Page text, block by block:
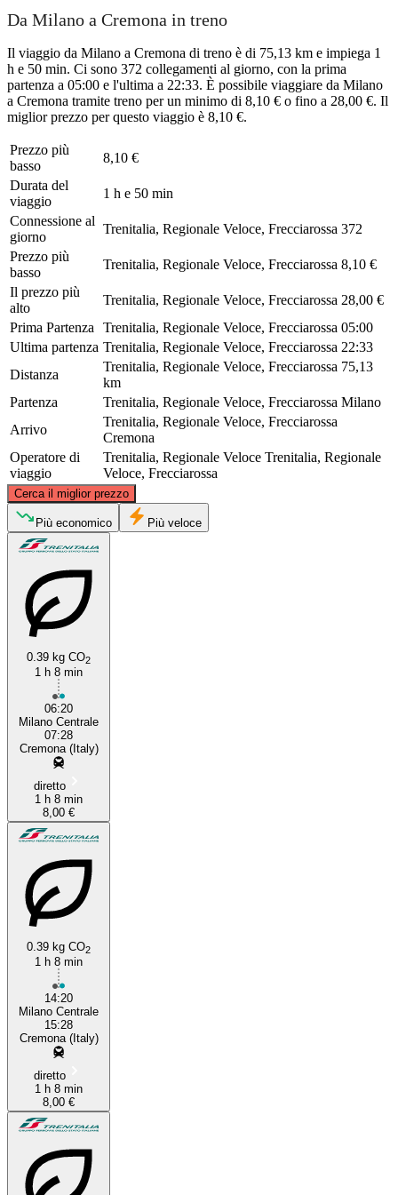
Da Milano a Cremona in treno
Il viaggio da Milano a Cremona di treno è di 75,13 km e impiega 1
h e 50 min. Ci sono 372 collegamenti al giorno, con la prima
partenza a 05:00 e l'ultima a 22:33. È possibile viaggiare da Milano
a Cremona tramite treno per un minimo di 8,10 € o fino a 28,00 €. Il
miglior prezzo per questo viaggio è 8,10 €.
Prezzo più
basso
8,10 €
Durata del
viaggio
1 h e 50 min
Connessione al
giorno
Trenitalia, Regionale Veloce, Frecciarossa 372
Prezzo più
basso
Trenitalia, Regionale Veloce, Frecciarossa 8,10 €
Il prezzo più
alto
Trenitalia, Regionale Veloce, Frecciarossa 28,00 €
Prima Partenza
Trenitalia, Regionale Veloce, Frecciarossa 05:00
Ultima partenza Trenitalia, Regionale Veloce, Frecciarossa 22:33
Distanza
Trenitalia, Regionale Veloce, Frecciarossa 75,13
km
Partenza
Trenitalia, Regionale Veloce, Frecciarossa Milano
Arrivo
Trenitalia, Regionale Veloce, Frecciarossa
Cremona
Operatore di
viaggio
Trenitalia, Regionale Veloce Trenitalia, Regionale
Veloce, Frecciarossa
Cerca il miglior prezzo
Milan
©CARTO
Più economico Più veloce
0.39 kg CO2
1 h 8 min
06:20
Milano Centrale
07:28
Cremona (Italy)
diretto
1 h 8 min
8,00 €
0.39 kg CO2
1 h 8 min
14:20
Milano Centrale
15:28
Cremona (Italy)
diretto
1 h 8 min
8,00 €